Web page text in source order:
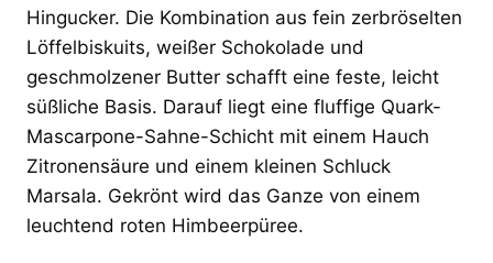
Hingucker. Die Kombination aus fein zerbröselten
Löffelbiskuits, weißer Schokolade und
geschmolzener Butter schafft eine feste, leicht
süßliche Basis. Darauf liegt eine fluffige Quark-
Mascarpone-Sahne-Schicht mit einem Hauch
Zitronensäure und einem kleinen Schluck
Marsala. Gekrönt wird das Ganze von einem
leuchtend roten Himbeerpüree.